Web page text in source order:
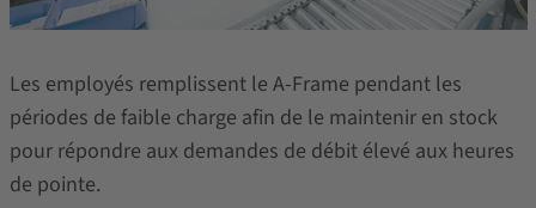
Les employés remplissent le A-Frame pendant les
périodes de faible charge afin de le maintenir en stock
pour répondre aux demandes de débit élevé aux heures
de pointe.